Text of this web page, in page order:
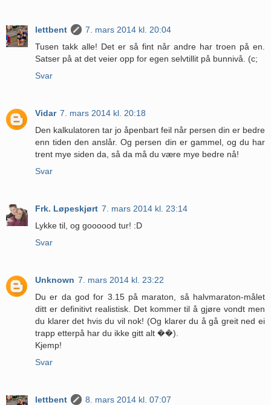
lettbent
7. mars 2014 kl. 20:04
Tusen takk alle! Det er så fint når andre har troen på en.
Satser på at det veier opp for egen selvtillit på bunnivå. (c;
Svar
Vidar 7. mars 2014 kl. 20:18
Den kalkulatoren tar jo åpenbart feil når persen din er bedre
enn tiden den anslår. Og persen din er gammel, og du har
trent mye siden da, så da må du være mye bedre nå!
Svar
Frk. Løpeskjørt 7. mars 2014 kl. 23:14
Lykke til, og goooood tur! :D
Svar
Unknown 7. mars 2014 kl. 23:22
Du er da god for 3.15 på maraton, så halvmaraton-målet
ditt er definitivt realistisk. Det kommer til å gjøre vondt men
du klarer det hvis du vil nok! (Og klarer du å gå greit ned ei
trapp etterpå har du ikke gitt alt ��).
Kjemp!
Svar
lettbent
8. mars 2014 kl. 07:07